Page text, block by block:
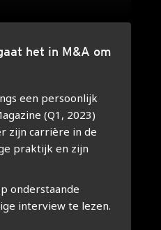
het in M&A om
een persoonlijk
(Q1, 2023)
zijn carrière in de
praktijk en zijn
onderstaande
interview te lezen.